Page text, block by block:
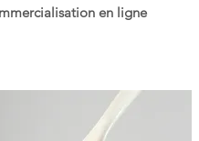
en ligne